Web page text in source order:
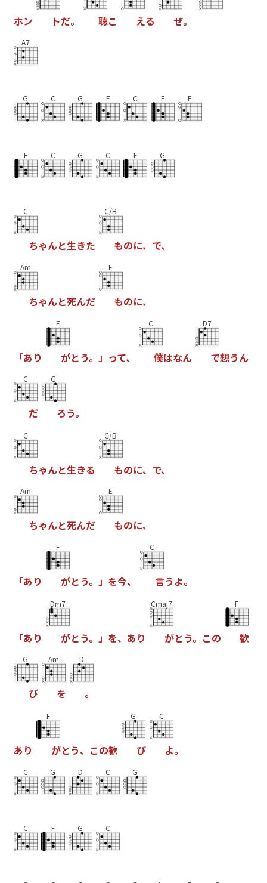
ホン トだ。 聴こ える ぜ。
A7
G C G F C F E
F C G C F G
C
ちゃんと生きた
C/B
ものに、 で、
Am
ちゃんと死んだ
E
ものに、
「あ り
F
がとう。 」 って、
C
僕はなん
D7
で想うん
C
だ
G
ろう。
C
ちゃんと生きる
C/B
ものに、 で、
Am
ちゃんと死んだ
E
ものに、
「あ り
F
がとう。 」 を今、
C
言う よ。
「あ り
Dm7
がとう。 」 を、 あ り
Cmaj7
がとう。 この
F
歓
G
び
Am
を
D
。
あ り
F
がとう、 この歓
G
び
C
よ。
C G D C G
C F G C